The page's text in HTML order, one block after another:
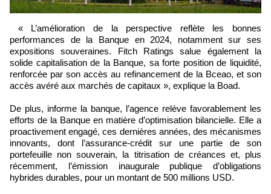
« L’amélioration de la perspective reflète les bonnes
performances de la Banque en 2024, notamment sur ses
expositions souveraines. Fitch Ratings salue également la
solide capitalisation de la Banque, sa forte position de liquidité,
renforcée par son accès au refinancement de la Bceao, et son
accès avéré aux marchés de capitaux », explique la Boad.
De plus, informe la banque, l’agence relève favorablement les
efforts de la Banque en matière d’optimisation bilancielle. Elle a
proactivement engagé, ces dernières années, des mécanismes
innovants, dont l’assurance-crédit sur une partie de son
portefeuille non souverain, la titrisation de créances et, plus
récemment, l’émission inaugurale publique d’obligations
hybrides durables, pour un montant de 500 millions USD.